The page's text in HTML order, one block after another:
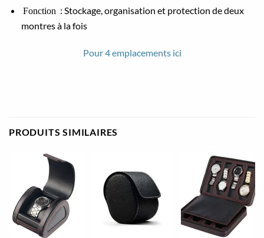
Fonction : Stockage, organisation et protection de deux
montres à la fois
Pour 4 emplacements ici
PRODUITS SIMILAIRES